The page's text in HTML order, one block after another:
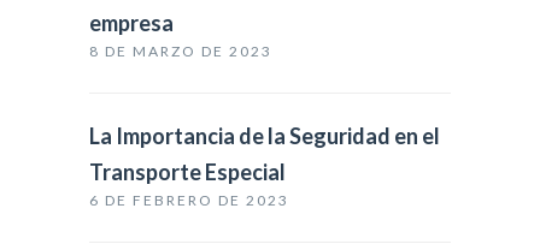
empresa
8 DE MARZO DE 2023
La Importancia de la Seguridad en el
Transporte Especial
6 DE FEBRERO DE 2023